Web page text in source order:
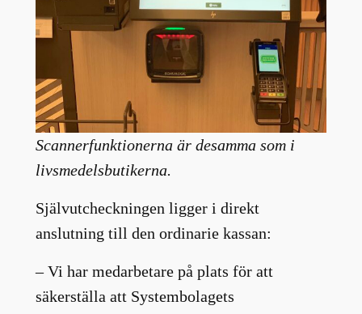
Scannerfunktionerna är desamma som i
livsmedelsbutikerna.
Självutcheckningen ligger i direkt
anslutning till den ordinarie kassan:
– Vi har medarbetare på plats för att
säkerställa att Systembolagets